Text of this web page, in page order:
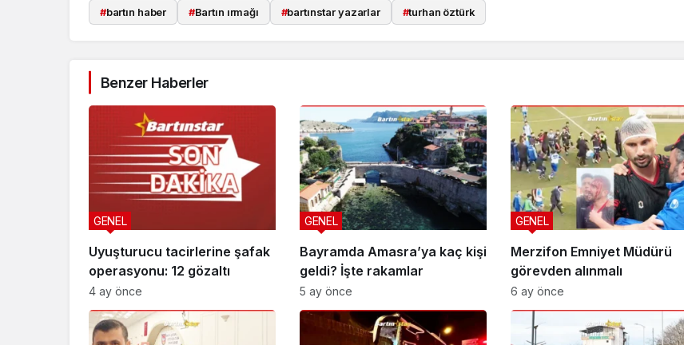
#bartın haber #Bartın ırmağı #bartınstar yazarlar #turhan öztürk
Benzer Haberler
Uyuşturucu tacirlerine şafak
operasyonu: 12 gözaltı
GENEL
4 ay önce
Bayramda Amasra’ya kaç kişi
geldi? İşte rakamlar
GENEL
5 ay önce
Merzifon Emniyet Müdürü
görevden alınmalı
GENEL
6 ay önce